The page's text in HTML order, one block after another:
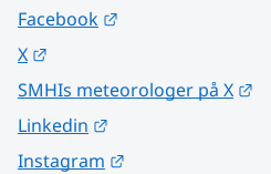
Facebook
X
SMHIs meteorologer på X
Linkedin
Instagram